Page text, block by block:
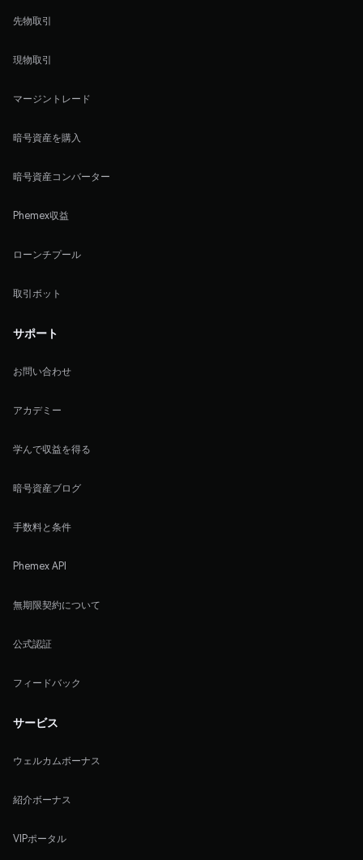
先物取引
現物取引
マージントレード
暗号資産を購入
暗号資産コンバーター
Phemex収益
ローンチプール
取引ボット
サポート
お問い合わせ
アカデミー
学んで収益を得る
暗号資産ブログ
手数料と条件
Phemex API
無期限契約について
公式認証
フィードバック
サービス
ウェルカムボーナス
紹介ボーナス
VIPポータル